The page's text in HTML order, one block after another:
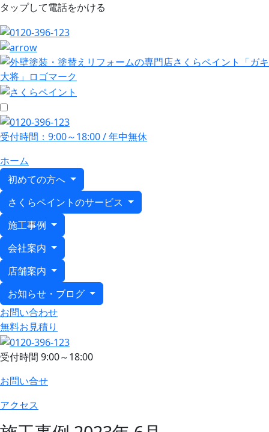
タップして電話をかける
受付時間：9:00～18:00 / 年中無休
ホーム
初めての方へ
さくらペイントのサービス
施工事例
会社案内
店舗案内
お知らせ・ブログ
お問い合わせ
無料お見積り
受付時間 9:00～18:00
お問い合せ
アクセス